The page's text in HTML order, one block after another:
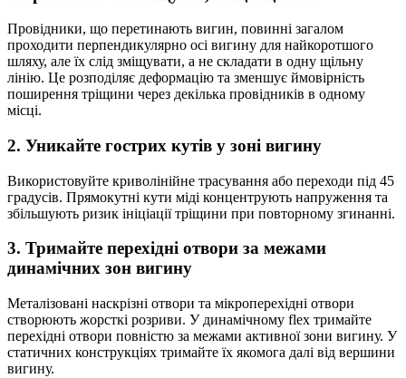
Провідники, що перетинають вигин, повинні загалом
проходити перпендикулярно осі вигину для найкоротшого
шляху, але їх слід зміщувати, а не складати в одну щільну
лінію. Це розподіляє деформацію та зменшує ймовірність
поширення тріщини через декілька провідників в одному
місці.
2. Уникайте гострих кутів у зоні вигину
Використовуйте криволінійне трасування або переходи під 45
градусів. Прямокутні кути міді концентрують напруження та
збільшують ризик ініціації тріщини при повторному згинанні.
3. Тримайте перехідні отвори за межами
динамічних зон вигину
Металізовані наскрізні отвори та мікроперехідні отвори
створюють жорсткі розриви. У динамічному flex тримайте
перехідні отвори повністю за межами активної зони вигину. У
статичних конструкціях тримайте їх якомога далі від вершини
вигину.